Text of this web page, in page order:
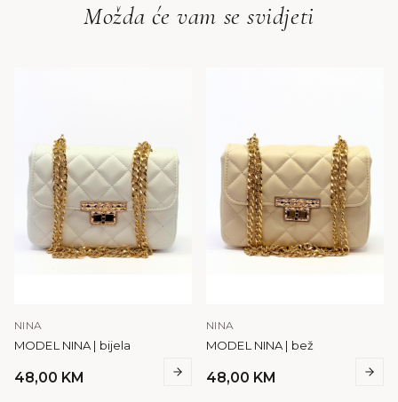
Možda će vam se svidjeti
NINA
MODEL NINA | bijela
48,00 KM
NINA
MODEL NINA | bež
48,00 KM